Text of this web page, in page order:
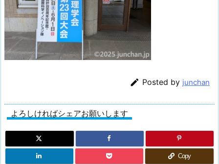
 Posted by junchan
よろしければシェアお願いします
Copy